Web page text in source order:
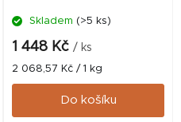
Skladem (>5 ks)
1 448 Kč / ks
Měrná
cena:
2 068,57 Kč / 1 kg
Do košíku